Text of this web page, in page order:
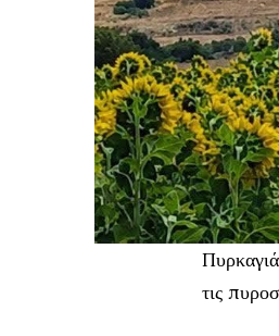
τις